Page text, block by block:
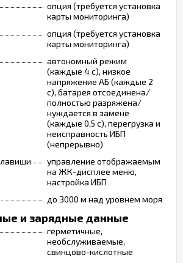
опция (требуется установка
карты мониторинга)
опция (требуется установка
карты мониторинга)
автономный режим
(каждые 4 с), низкое
напряжение АБ (каждые 2
с), батарея отсоединена/
полностью разряжена/
нуждается в замене
(каждые 0,5 с), перегрузка и
неисправность ИБП
(непрерывно)
управление отображаемым
на ЖК-дисплее меню,
настройка ИБП
до 3000 м над уровнем моря
и зарядные данные
герметичные,
необслуживаемые,
свинцово-кислотные